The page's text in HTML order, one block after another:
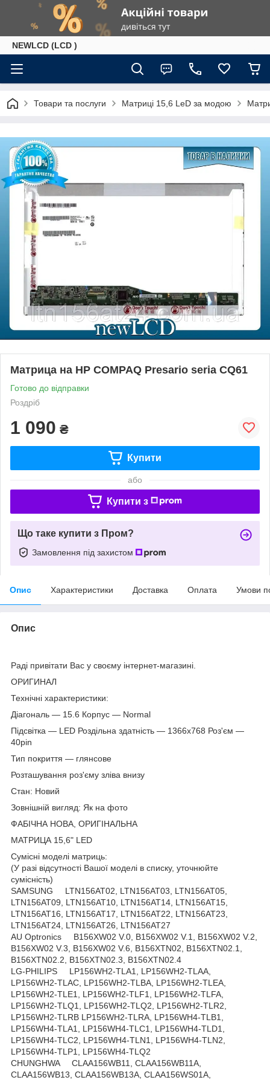
NEWLCD (LCD )
Товари та послуги Матриці 15,6 LeD за модою
Матрица на HP COMPAQ Presario seria CQ61
Готово до відправки
Роздріб
1 090 ₴
Купити
або
Купити з
Що таке купити з Пром?
Замовлення під захистом
Опис Характеристики Доставка Оплата Умови
Опис
Раді привітати Вас у своєму інтернет-магазині.
ОРИГИНАЛ
Технічні характеристики:
Діагональ — 15.6 Корпус — Normal
Підсвітка — LED Роздільна здатність — 1366х768 Роз'єм —
40pin
Тип покриття — глянсове
Розташування роз'єму зліва внизу
Стан: Новий
Зовнішній вигляд: Як на фото
ФАБІЧНА НОВА, ОРИГІНАЛЬНА
МАТРИЦА 15,6" LED
Сумісні моделі матриць:
(У разі відсутності Вашої моделі в списку, уточнюйте
сумісність)
SAMSUNG LTN156AT02, LTN156AT03, LTN156AT05,
LTN156AT09, LTN156AT10, LTN156AT14, LTN156AT15,
LTN156AT16, LTN156AT17, LTN156AT22, LTN156AT23,
LTN156AT24, LTN156AT26, LTN156AT27
AU Optronics B156XW02 V.0, B156XW02 V.1, B156XW02 V.2,
B156XW02 V.3, B156XW02 V.6, B156XTN02, B156XTN02.1,
B156XTN02.2, B156XTN02.3, B156XTN02.4
LG-PHILIPS LP156WH2-TLA1, LP156WH2-TLAA,
LP156WH2-TLAC, LP156WH2-TLBA, LP156WH2-TLEA,
LP156WH2-TLE1, LP156WH2-TLF1, LP156WH2-TLFA,
LP156WH2-TLQ1, LP156WH2-TLQ2, LP156WH2-TLR2,
LP156WH2-TLRB LP156WH2-TLRA, LP156WH4-TLB1,
LP156WH4-TLA1, LP156WH4-TLC1, LP156WH4-TLD1,
LP156WH4-TLC2, LP156WH4-TLN1, LP156WH4-TLN2,
LP156WH4-TLP1, LP156WH4-TLQ2
CHUNGHWA CLAA156WB11, CLAA156WB11A,
CLAA156WB13, CLAA156WB13A, CLAA156WS01A,